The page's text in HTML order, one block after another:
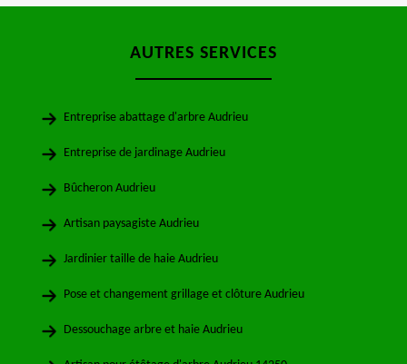
AUTRES SERVICES
Entreprise abattage d'arbre Audrieu
Entreprise de jardinage Audrieu
Bûcheron Audrieu
Artisan paysagiste Audrieu
Jardinier taille de haie Audrieu
Pose et changement grillage et clôture Audrieu
Dessouchage arbre et haie Audrieu